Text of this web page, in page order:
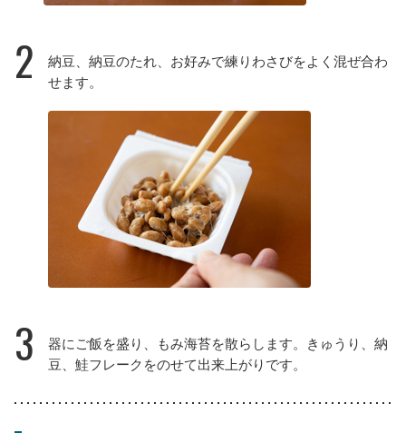
2
納豆、納豆のたれ、お好みで練りわさびをよく混ぜ合わ
せます。
3
器にご飯を盛り、もみ海苔を散らします。きゅうり、納
豆、鮭フレークをのせて出来上がりです。